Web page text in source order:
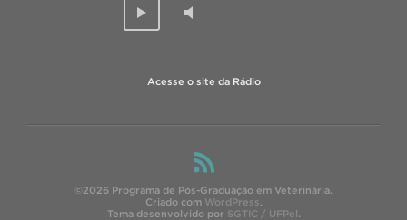
Acesse o site da Rádio
©2026 Programa de Pós-Graduação em Veterinária.
Criado com WordPress.
Tema desenvolvido por SGTIC / UFPel.